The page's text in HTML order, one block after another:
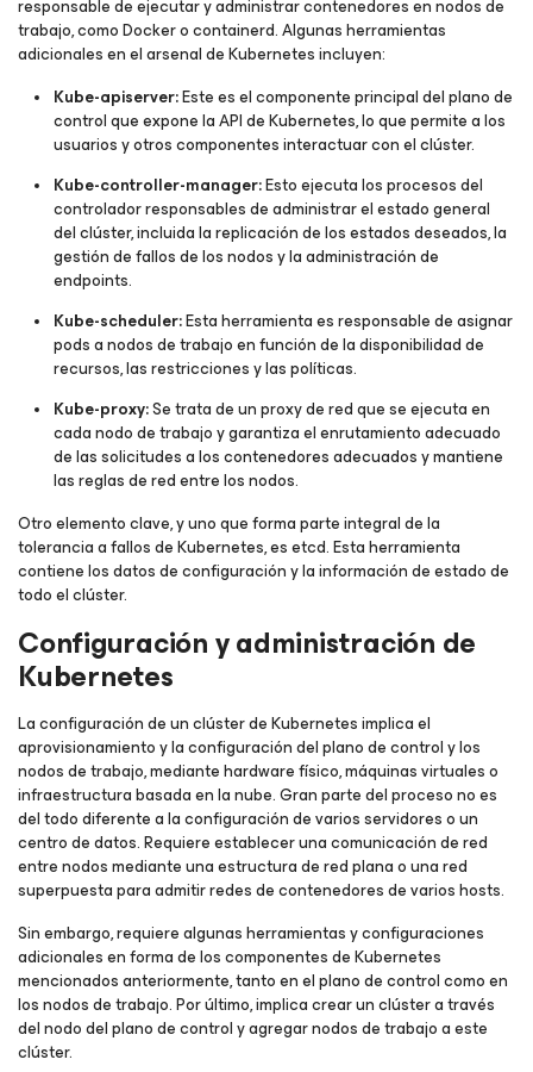
responsable de ejecutar y administrar contenedores en nodos de
trabajo, como Docker o containerd. Algunas herramientas
adicionales en el arsenal de Kubernetes incluyen:
Kube-apiserver:Este es el componente principal del plano de
control que expone la API de Kubernetes, lo que permite a los
usuarios y otros componentes interactuar con el clúster.
Kube-controller-manager:Esto ejecuta los procesos del
controlador responsables de administrar el estado general
del clúster, incluida la replicación de los estados deseados, la
gestión de fallos de los nodos y la administración de
endpoints.
Kube-scheduler:Esta herramienta es responsable de asignar
pods a nodos de trabajo en función de la disponibilidad de
recursos, las restricciones y las políticas.
Kube-proxy:Se trata de un proxy de red que se ejecuta en
cada nodo de trabajo y garantiza el enrutamiento adecuado
de las solicitudes a los contenedores adecuados y mantiene
las reglas de red entre los nodos.
Otro elemento clave, y uno que forma parte integral de la
tolerancia a fallos de Kubernetes, es etcd. Esta herramienta
contiene los datos de configuración y la información de estado de
todo el clúster.
Configuración y administración de
Kubernetes
La configuración de un clúster de Kubernetes implica el
aprovisionamiento y la configuración del plano de control y los
nodos de trabajo, mediante hardware físico, máquinas virtuales o
infraestructura basada en la nube. Gran parte del proceso no es
del todo diferente a la configuración de varios servidores o un
centro de datos. Requiere establecer una comunicación de red
entre nodos mediante una estructura de red plana o una red
superpuesta para admitir redes de contenedores de varios hosts.
Sin embargo, requiere algunas herramientas y configuraciones
adicionales en forma de los componentes de Kubernetes
mencionados anteriormente, tanto en el plano de control como en
los nodos de trabajo. Por último, implica crear un clúster a través
del nodo del plano de control y agregar nodos de trabajo a este
clúster.